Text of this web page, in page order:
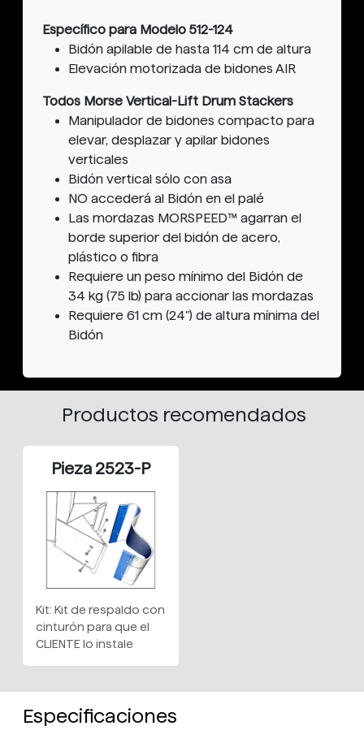
Específico para Modelo 512-124
Bidón apilable de hasta 114 cm de altura
Elevación motorizada de bidones AIR
Todos Morse Vertical-Lift Drum Stackers
Manipulador de bidones compacto para
elevar, desplazar y apilar bidones
verticales
Bidón vertical sólo con asa
NO accederá al Bidón en el palé
Las mordazas MORSPEED™ agarran el
borde superior del bidón de acero,
plástico o fibra
Requiere un peso mínimo del Bidón de
34 kg (75 lb) para accionar las mordazas
Requiere 61 cm (24") de altura mínima del
Bidón
Productos recomendados
Pieza 2523-P
Kit: Kit de respaldo con
cinturón para que el
CLIENTE lo instale
Especificaciones